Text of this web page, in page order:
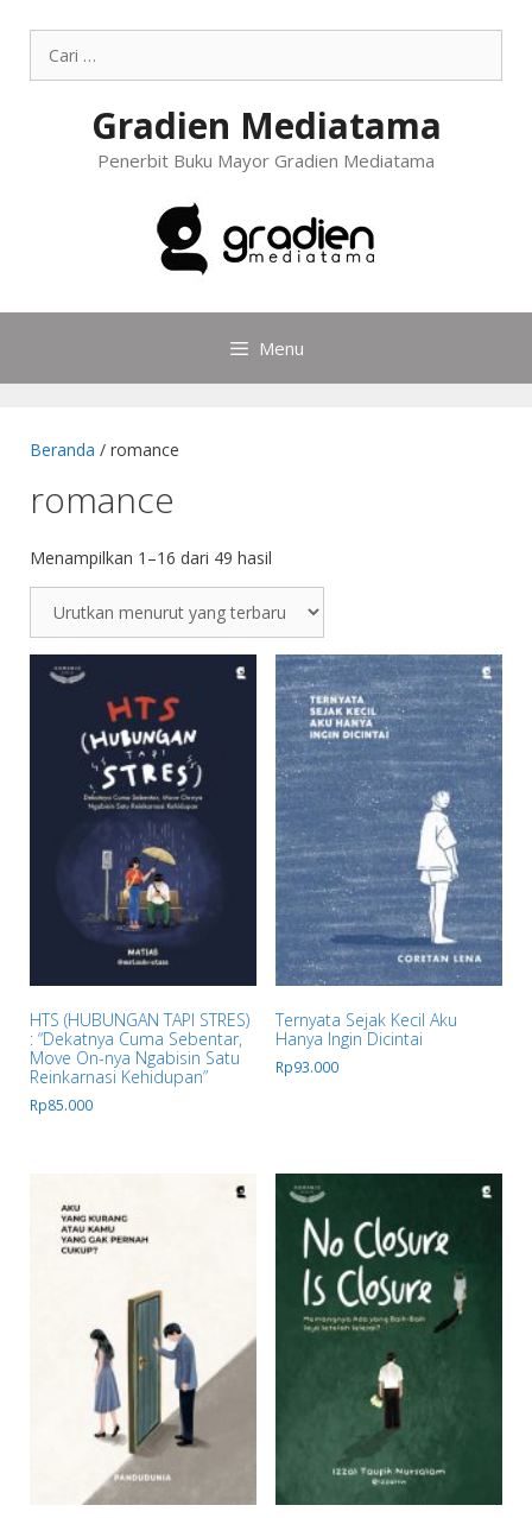
Gradien Mediatama
Penerbit Buku Mayor Gradien Mediatama
Menu
Beranda / romance
romance
Menampilkan 1–16 dari 49 hasil
HTS (HUBUNGAN TAPI STRES)
: “Dekatnya Cuma Sebentar,
Move On-nya Ngabisin Satu
Reinkarnasi Kehidupan”
Rp85.000
Ternyata Sejak Kecil Aku
Hanya Ingin Dicintai
Rp93.000